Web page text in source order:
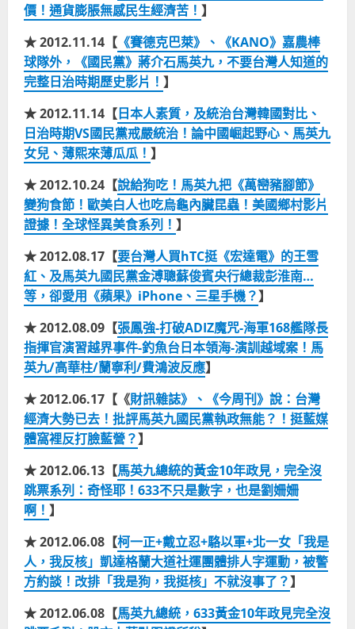
價！通貨膨脹無感民生經濟苦！ 】
★ 2012.11.14【 《賽德克巴萊》、《KANO》嘉農棒
球隊外，《國民黨》蔣介石馬英九，不要台灣人知道的
完整日治時期歷史影片！ 】
★ 2012.11.14【日本人素質，及統治台灣韓國對比、
日治時期VS國民黨戒嚴統治！論中國崛起野心、馬英九
女兒、薄熙來薄瓜瓜！ 】
★ 2012.10.24【說給狗吃！馬英九把《萬巒豬腳節》
變狗食節！歐美白人也吃烏龜內臟昆蟲！美國鄉村影片
證據！全球怪異美食系列！ 】
★ 2012.08.17【要台灣人買hTC挺《宏達電》的王雪
紅、及馬英九國民黨金溥聰蘇俊賓央行總裁彭淮南…
等，卻愛用《蘋果》iPhone、三星手機？】
★ 2012.08.09【張鳳強-打破ADIZ魔咒-海軍168艦隊長
指揮官演習越界事件-釣魚台日本領海-演訓越域案！馬
英九/高華柱/蘭寧利/費鴻波反應】
★ 2012.06.17【《財訊雜誌》、《今周刊》說：台灣
經濟大勢已去！批評馬英九國民黨執政無能？！挺藍媒
體窩裡反打臉藍營？】
★ 2012.06.13【馬英九總統的黃金10年政見，完全沒
跳票系列：奇怪耶！633不只是數字，也是劉姍姍
啊！ 】
★ 2012.06.08【柯一正+戴立忍+駱以軍+北一女「我是
人，我反核」凱達格蘭大道社運團體排人字運動，被警
方約談！改排「我是狗，我挺核」不就沒事了？】
★ 2012.06.08【馬英九總統，633黃金10年政見完全沒